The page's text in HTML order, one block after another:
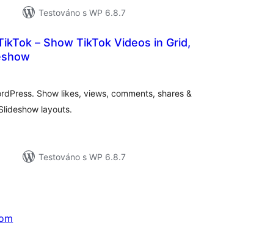
Testováno s WP 6.8.7
– Show TikTok Videos in Grid,
Show likes, views, comments, shares &
layouts.
Testováno s WP 6.8.7